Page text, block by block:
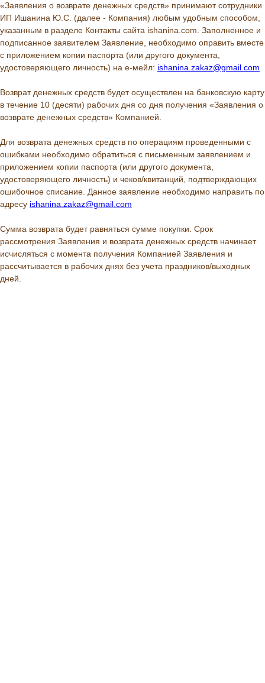
«Заявления о возврате денежных средств» принимают сотрудники
ИП Ишанина Ю.С. (далее - Компания) любым удобным способом,
указанным в разделе Контакты сайта ishanina.com. Заполненное и
подписанное заявителем Заявление, необходимо оправить вместе
с приложением копии паспорта (или другого документа,
удостоверяющего личность) на е-мейл: ishanina.zakaz@gmail.com
Возврат денежных средств будет осуществлен на банковскую карту
в течение 10 (десяти) рабочих дня со дня получения «Заявления о
возврате денежных средств» Компанией.
Для возврата денежных средств по операциям проведенными с
ошибками необходимо обратиться с письменным заявлением и
приложением копии паспорта (или другого документа,
удостоверяющего личность) и чеков/квитанций, подтверждающих
ошибочное списание. Данное заявление необходимо направить по
адресу ishanina.zakaz@gmail.com
Сумма возврата будет равняться сумме покупки. Срок
рассмотрения Заявления и возврата денежных средств начинает
исчисляться с момента получения Компанией Заявления и
рассчитывается в рабочих днях без учета праздников/выходных
дней.